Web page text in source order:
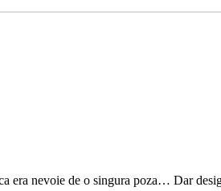
era nevoie de o singura poza… Dar